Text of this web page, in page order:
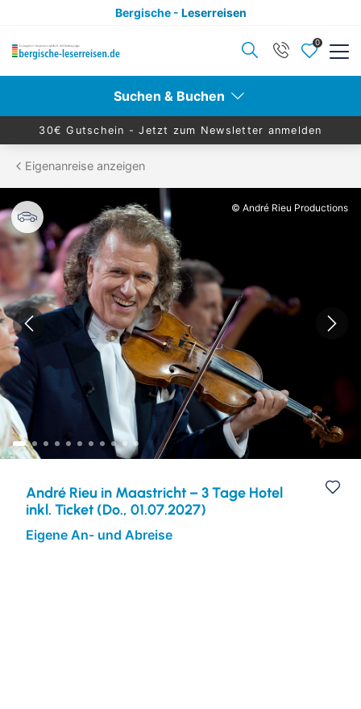
Bergische - Leserreisen
0
Suchen & Buchen
30€ Gutschein - Jetzt zum Newsletter anmelden
Zurück
Reisekategorien anzeigen
Alleinreisende
Advents- & Silvesterreisen
Eventreisen
Eigenanreise
Konzertreisen
Kulturreisen
Städtereisen
Zurück
Reiseziele anzeigen
Hamburg
Dresden
Leipzig
Nord- & Ostsee
Ruhr & Rhein
Europa
Eigenanreise anzeigen
© André Rieu Productions
André Rieu in Maastricht – 3 Tage Hotel
inkl. Ticket (Do., 01.07.2027)
Eigene An- und Abreise